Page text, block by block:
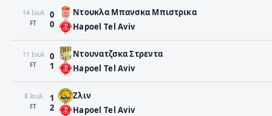
14 Ιουλ
FΤ
0
0
Ντουκλα Μπανσκα Μπιστρικα
Hapoel Tel Aviv
11 Ιουλ
FΤ
0
1
Ντουνατζσκα Στρεντα
Hapoel Tel Aviv
8 Ιουλ
FΤ
1
2
Ζλιν
Hapoel Tel Aviv